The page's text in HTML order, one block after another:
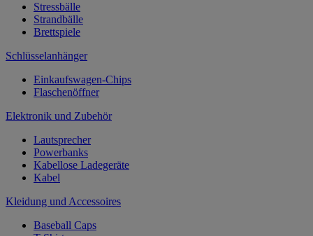
Stressbälle
Strandbälle
Brettspiele
Schlüsselanhänger
Einkaufswagen-Chips
Flaschenöffner
Elektronik und Zubehör
Lautsprecher
Powerbanks
Kabellose Ladegeräte
Kabel
Kleidung und Accessoires
Baseball Caps